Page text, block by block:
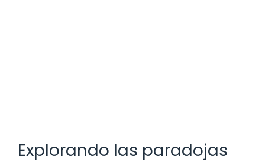
Explorando las paradojas